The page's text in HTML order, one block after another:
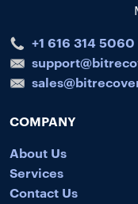
+1 616 314 5060
COMPANY
About Us
Services
Contact Us